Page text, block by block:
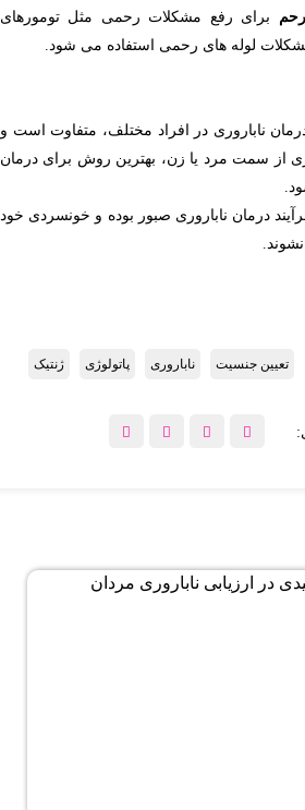
برای رفع مشکلات رحمی مثل تومورهای
لوله های رحمی استفاده می شود.
در افراد مختلف، متفاوت است و
از سمت مرد یا زن، بهترین روش برای درمان
درمان ناباروری صبور بوده و خونسردی خود
جنسیت ناباروری پاتولوژی ژنتیک